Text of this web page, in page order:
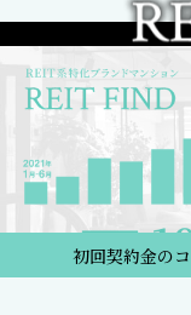
初回契約金の